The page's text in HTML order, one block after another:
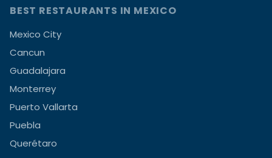
BEST RESTAURANTS IN MEXICO
Mexico City
Cancun
Guadalajara
Monterrey
Puerto Vallarta
Puebla
Querétaro